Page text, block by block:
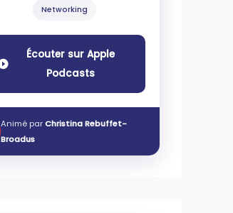
Networking
Écouter sur Apple
Podcasts
Animé parChristina Rebuffet-
Broadus